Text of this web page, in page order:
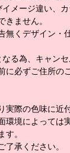
により、当店が
定になっており
更新になります
定に誤差が生じ
せて頂きますの
メージ違い、
ません。
無くデザイン・
る為、キャン
に必ずご住所の
実際の色味に近
環境によっては
。
承ください。